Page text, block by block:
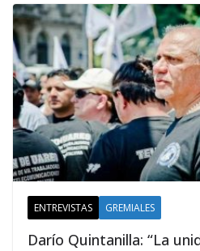
ENTREVISTAS GREMIALES
Darío Quintanilla: “La